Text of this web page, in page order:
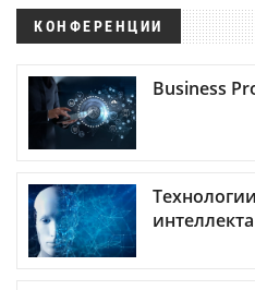
КОНФЕРЕНЦИИ
Business